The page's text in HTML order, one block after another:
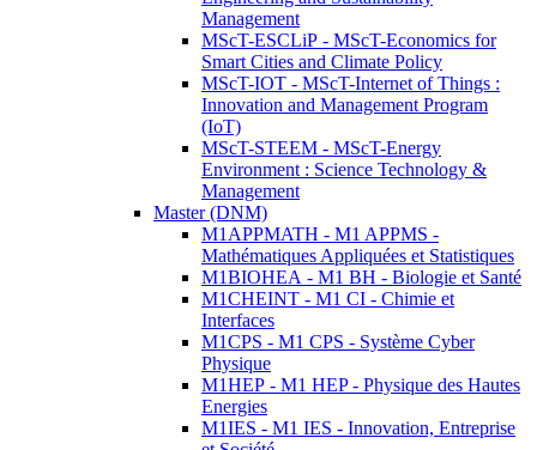
Management
MScT-ESCLiP - MScT-Economics for
Smart Cities and Climate Policy
MScT-IOT - MScT-Internet of Things :
Innovation and Management Program
(IoT)
MScT-STEEM - MScT-Energy
Environment : Science Technology &
Management
Master (DNM)
M1APPMATH - M1 APPMS -
Mathématiques Appliquées et Statistiques
M1BIOHEA - M1 BH - Biologie et Santé
M1CHEINT - M1 CI - Chimie et
Interfaces
M1CPS - M1 CPS - Système Cyber
Physique
M1HEP - M1 HEP - Physique des Hautes
Energies
M1IES - M1 IES - Innovation, Entreprise